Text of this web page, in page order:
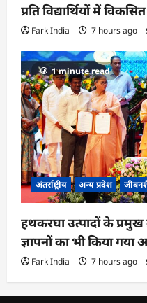
प्रति विद्यार्थियों में
Fark India 7 hours ago
1 minute read
अंतर्राष्ट्रीय अन्य प्रदेश
हथकरघा उत्पादों के
ज्ञापनों का भी किया गया
Fark India 7 hours ago